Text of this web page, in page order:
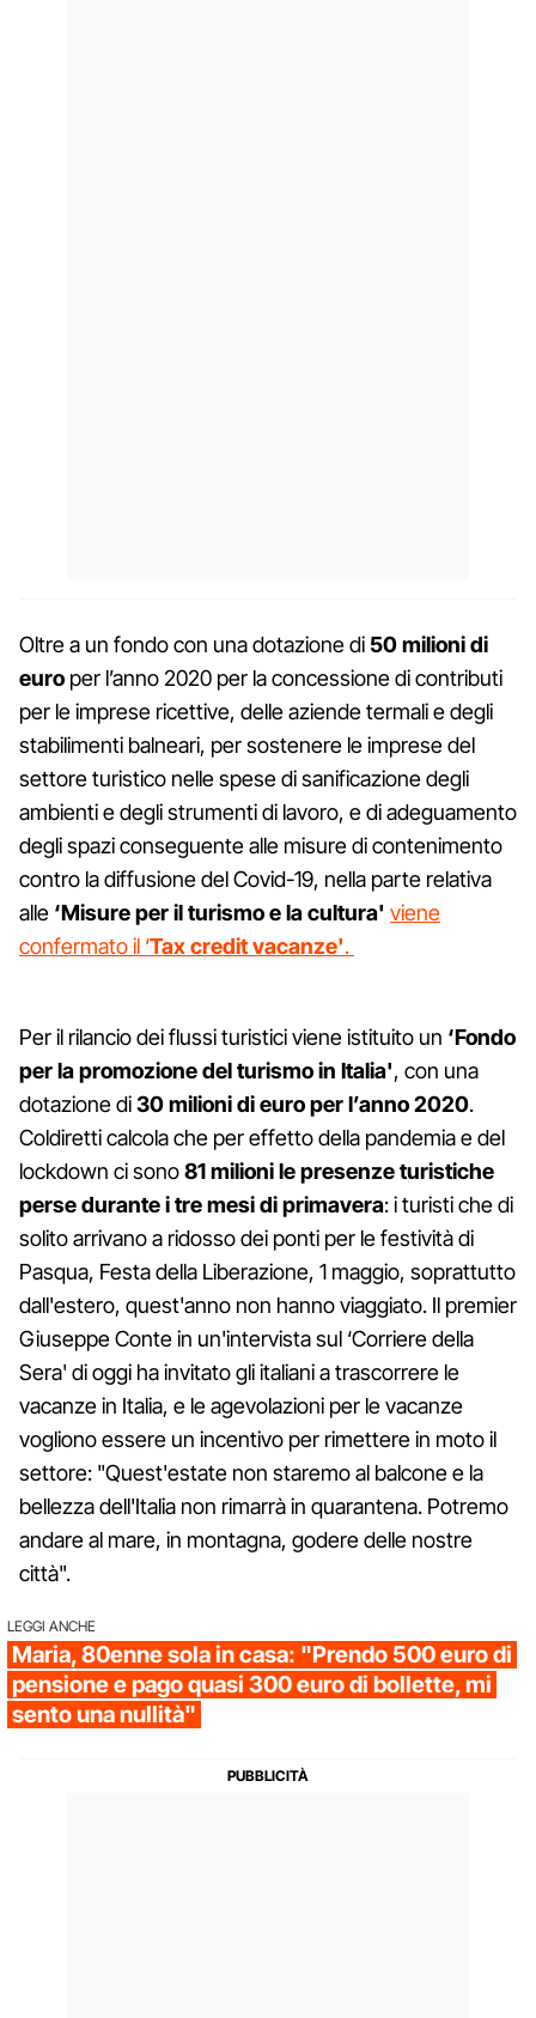
Oltre a un fondo con una dotazione di 50 milioni di
euro per l’anno 2020 per la concessione di contributi
per le imprese ricettive, delle aziende termali e degli
stabilimenti balneari, per sostenere le imprese del
settore turistico nelle spese di sanificazione degli
ambienti e degli strumenti di lavoro, e di adeguamento
degli spazi conseguente alle misure di contenimento
contro la diffusione del Covid-19, nella parte relativa
alle ‘Misure per il turismo e la cultura' viene
confermato il ‘Tax credit vacanze'.
Per il rilancio dei flussi turistici viene istituito un ‘Fondo
per la promozione del turismo in Italia', con una
dotazione di30 milioni di euro per l’anno 2020.
Coldiretti calcola che per effetto della pandemia e del
lockdown ci sono81 milioni le presenze turistiche
perse durante i tre mesi di primavera: i turisti che di
solito arrivano a ridosso dei ponti per le festività di
Pasqua, Festa della Liberazione, 1 maggio, soprattutto
dall'estero, quest'anno non hanno viaggiato. Il premier
Giuseppe Conte in un'intervista sul ‘Corriere della
Sera' di oggi ha invitato gli italiani a trascorrere le
vacanze in Italia, e le agevolazioni per le vacanze
vogliono essere un incentivo per rimettere in moto il
settore: "Quest'estate non staremo al balcone e la
bellezza dell'Italia non rimarrà in quarantena. Potremo
andare al mare, in montagna, godere delle nostre
città".
LEGGI ANCHE
Maria, 80enne sola in casa: "Prendo 500 euro di
pensione e pago quasi 300 euro di bollette, mi
sento una nullità"